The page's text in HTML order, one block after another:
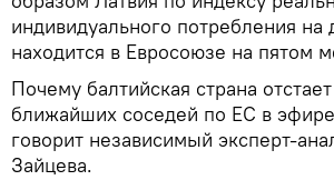
индивидуального потребления на
находится в Евросоюзе на пятом
Почему балтийская страна
ближайших соседей по ЕС в
говорит независимый эксперт-
Зайцева.